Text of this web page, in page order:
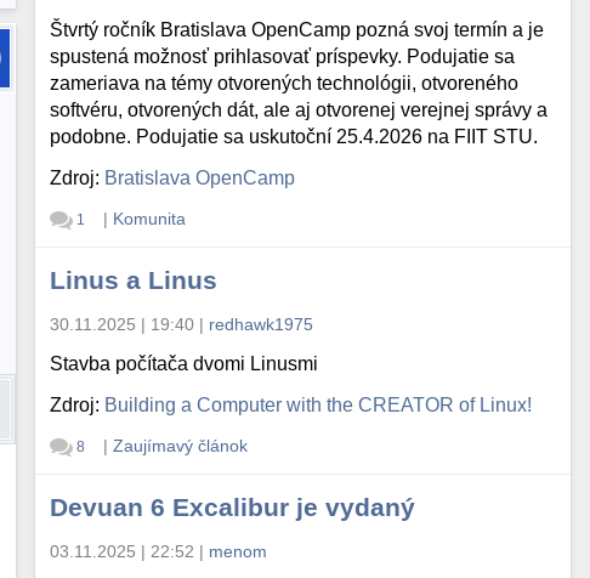
Štvrtý ročník Bratislava OpenCamp pozná svoj termín a je
spustená možnosť prihlasovať príspevky. Podujatie sa
zameriava na témy otvorených technológii, otvoreného
softvéru, otvorených dát, ale aj otvorenej verejnej správy a
podobne. Podujatie sa uskutoční 25.4.2026 na FIIT STU.
Zdroj: Bratislava OpenCamp
1 | Komunita
Linus a Linus
30.11.2025 | 19:40 | redhawk1975
Stavba počítača dvomi Linusmi
Zdroj: Building a Computer with the CREATOR of Linux!
8 | Zaujímavý článok
Devuan 6 Excalibur je vydaný
03.11.2025 | 22:52 | menom